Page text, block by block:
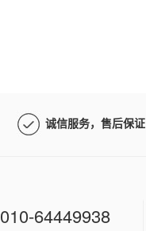
诚信服务，售后保证
010-64449938